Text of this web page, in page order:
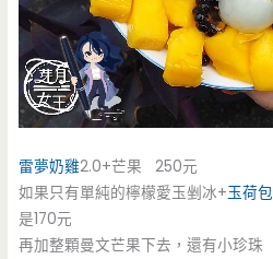
雷夢奶雞2.0+芒果 250元
如果只有單純的檸檬愛玉剉冰+玉荷包
是170元
再加整顆曼文芒果下去，還有小珍珠